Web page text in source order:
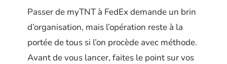
Passer de myTNT à FedEx demande un brin
d’organisation, mais l’opération reste à la
portée de tous si l’on procède avec méthode.
Avant de vous lancer, faites le point sur vos